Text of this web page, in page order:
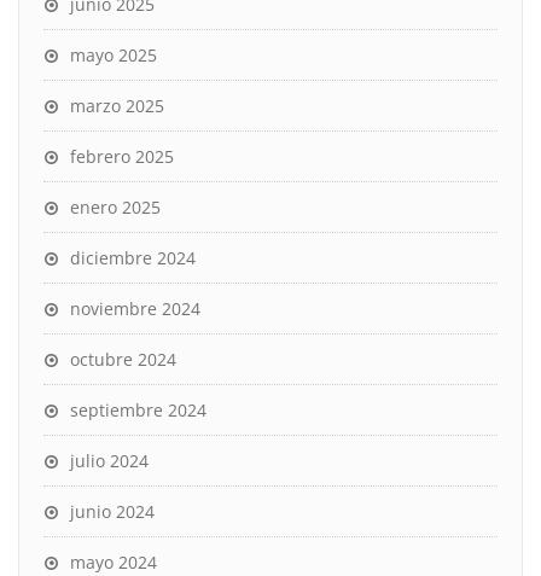
junio 2025
mayo 2025
marzo 2025
febrero 2025
enero 2025
diciembre 2024
noviembre 2024
octubre 2024
septiembre 2024
julio 2024
junio 2024
mayo 2024